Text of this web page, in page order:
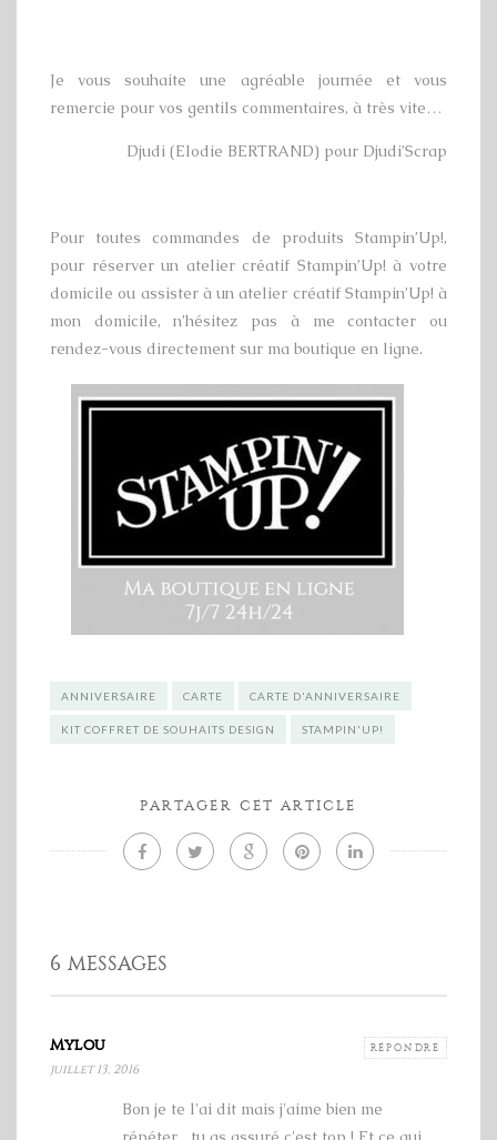
Je vous souhaite une agréable journée et vous
remercie pour vos gentils commentaires, à très vite…
Djudi (Elodie BERTRAND) pour Djudi’Scrap
Pour toutes commandes de produits Stampin’Up!,
pour réserver un atelier créatif Stampin’Up! à votre
domicile ou assister à un atelier créatif Stampin’Up! à
mon domicile, n’hésitez pas à me contacter ou
rendez-vous directement sur ma boutique en ligne.
ANNIVERSAIRE CARTE CARTE D'ANNIVERSAIRE
KIT COFFRET DE SOUHAITS DESIGN STAMPIN'UP!
PARTAGER CET ARTICLE
6 MESSAGES
Mylou RÉPONDRE
juillet 13, 2016
Bon je te l'ai dit mais j'aime bien me